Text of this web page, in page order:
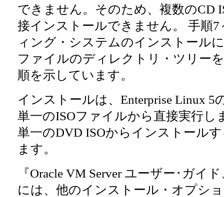
できません。そのため、複数のCD
接インストールできません。 手順
ィング・システムのインストール
ファイルのディレクトリ・ツリー
順を示しています。
インストールは、Enterprise Linux 5
単一のISOファイルから直接実行し
単一のDVD ISOからインストール
ます。
『Oracle VM Server ユーザー･ガイ
には、他のインストール・オプシ